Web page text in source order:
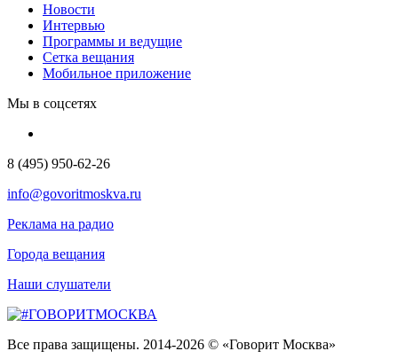
Новости
Интервью
Программы и ведущие
Сетка вещания
Мобильное приложение
Мы в соцсетях
8 (495) 950-62-26
info@govoritmoskva.ru
Реклама на радио
Города вещания
Наши слушатели
Все права защищены. 2014-2026 © «Говорит Москва»